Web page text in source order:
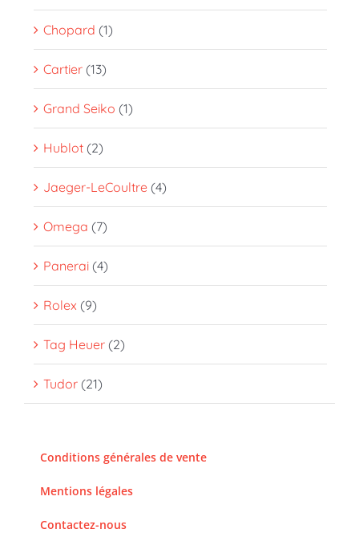
Chopard (1)
Cartier (13)
Grand Seiko (1)
Hublot (2)
Jaeger-LeCoultre (4)
Omega (7)
Panerai (4)
Rolex (9)
Tag Heuer (2)
Tudor (21)
Conditions générales de vente
Mentions légales
Contactez-nous